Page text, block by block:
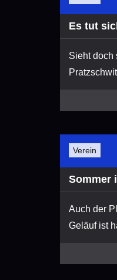
Es tut
Sieht doch
Verein
Sommer
Auch der
Geläuf ist